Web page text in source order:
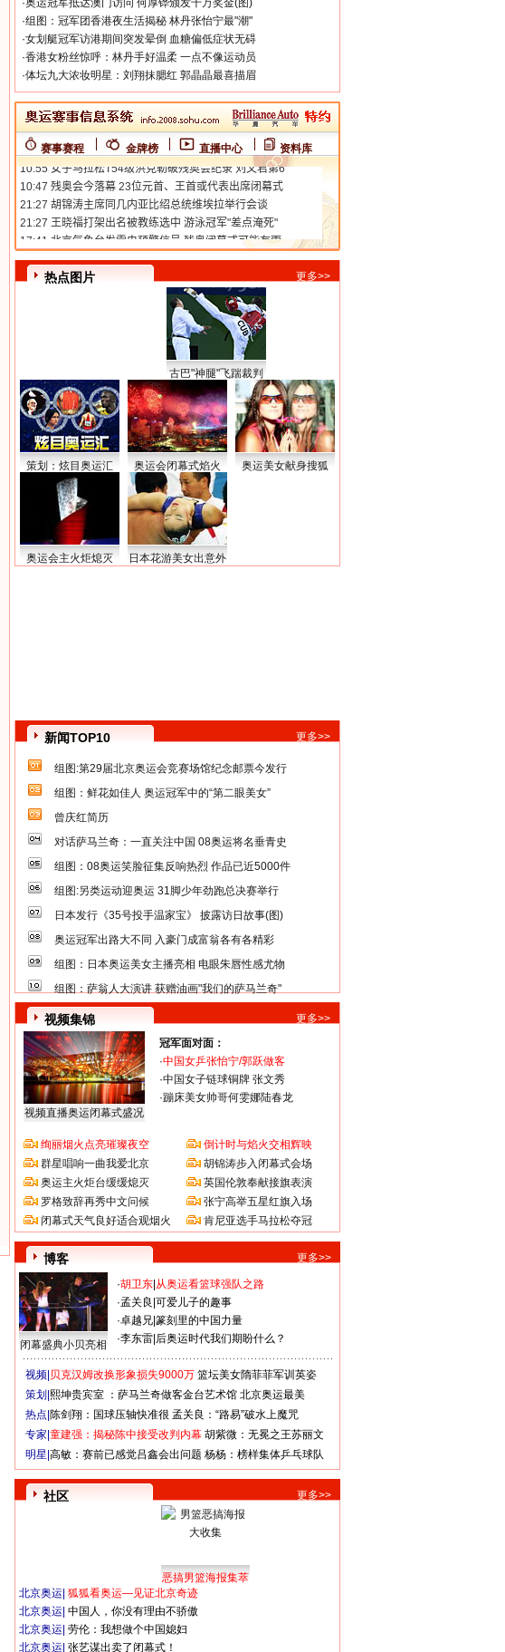
·奥运冠军抵达澳门访问 何厚铧颁发千万奖金(图)
·组图：冠军团香港夜生活揭秘 林丹张怡宁最"潮"
·女划艇冠军访港期间突发晕倒 血糖偏低症状无碍
·香港女粉丝惊呼：林丹手好温柔 一点不像运动员
·体坛九大浓妆明星：刘翔抹腮红 郭晶晶最喜描眉
赛事赛程 金牌榜 直播中心 资料库
热点图片 更多>>
古巴"神腿"飞踹裁判
策划：炫目奥运汇 奥运会闭幕式焰火 奥运美女献身搜狐
奥运会主火炬熄灭 日本花游美女出意外
新闻TOP10 更多>>
组图:第29届北京奥运会竞赛场馆纪念邮票今发行
组图：鲜花如佳人 奥运冠军中的“第二眼美女”
曾庆红简历
对话萨马兰奇：一直关注中国 08奥运将名垂青史
组图：08奥运笑脸征集反响热烈 作品已近5000件
组图:另类运动迎奥运 31脚少年劲跑总决赛举行
日本发行《35号投手温家宝》 披露访日故事(图)
奥运冠军出路大不同 入豪门成富翁各有各精彩
组图：日本奥运美女主播亮相 电眼朱唇性感尤物
组图：萨翁人大演讲 获赠油画"我们的萨马兰奇"
视频集锦 更多>>
视频直播奥运闭幕式盛况
冠军面对面：
·中国女乒张怡宁/郭跃做客
·中国女子链球铜牌 张文秀
·蹦床美女帅哥何雯娜陆春龙
绚丽烟火点亮璀璨夜空
群星唱响一曲我爱北京
奥运主火炬台缓缓熄灭
罗格致辞再秀中文问候
闭幕式天气良好适合观烟火
倒计时与焰火交相辉映
胡锦涛步入闭幕式会场
英国伦敦奉献接旗表演
张宁高举五星红旗入场
肯尼亚选手马拉松夺冠
博客 更多>>
闭幕盛典小贝亮相
·胡卫东 从奥运看篮球强队之路
·孟关良 可爱儿子的趣事
·卓越兄 篆刻里的中国力量
·李东雷 后奥运时代我们期盼什么？
视频| 贝克汉姆改换形象损失9000万 篮坛美女隋菲菲军训英姿
策划| 熙坤贵宾室 ：萨马兰奇做客金台艺术馆 北京奥运最美
热点| 陈剑翔：国球压轴快准很 孟关良：“路易”破水上魔咒
专家| 童建强：揭秘陈中接受改判内幕 胡紫微：无冕之王苏丽文
明星| 高敏：赛前已感觉吕鑫会出问题 杨杨：榜样集体乒乓球队
社区 更多>>
恶搞男篮海报集萃
北京奥运 狐狐看奥运—见证北京奇迹
北京奥运 中国人，你没有理由不骄傲
北京奥运 劳伦：我想做个中国媳妇
北京奥运 张艺谋出卖了闭幕式！